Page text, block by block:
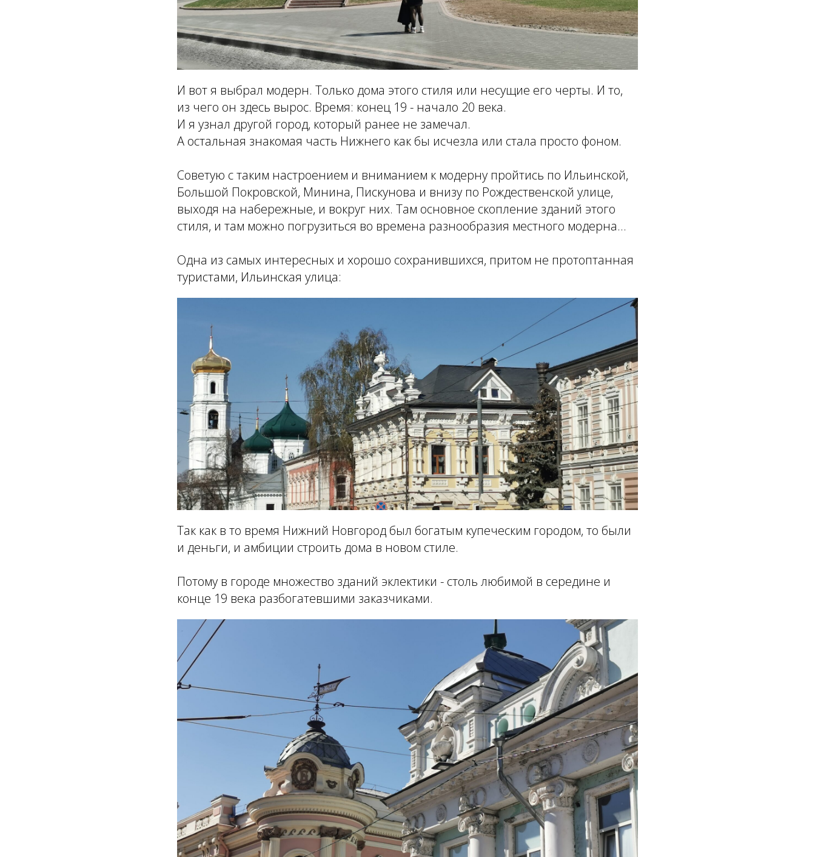
И вот я выбрал модерн. Только дома этого стиля или несущие его черты. И то,
из чего он здесь вырос. Время: конец 19 - начало 20 века.
И я узнал другой город, который ранее не замечал.
А остальная знакомая часть Нижнего как бы исчезла или стала просто фоном.
Советую с таким настроением и вниманием к модерну пройтись по Ильинской,
Большой Покровской, Минина, Пискунова и внизу по Рождественской улице,
выходя на набережные, и вокруг них. Там основное скопление зданий этого
стиля, и там можно погрузиться во времена разнообразия местного модерна...
Одна из самых интересных и хорошо сохранившихся, притом не протоптанная
туристами, Ильинская улица:
Так как в то время Нижний Новгород был богатым купеческим городом, то были
и деньги, и амбиции строить дома в новом стиле.
Потому в городе множество зданий эклектики - столь любимой в середине и
конце 19 века разбогатевшими заказчиками.